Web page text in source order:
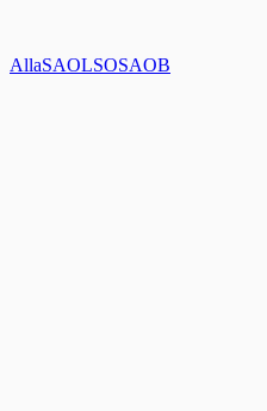
AllaSAOLSOSAOB